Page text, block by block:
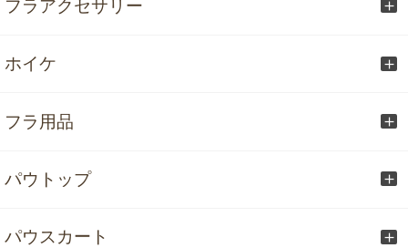
フラアクセサリー
ホイケ
フラ用品
パウトップ
パウスカート